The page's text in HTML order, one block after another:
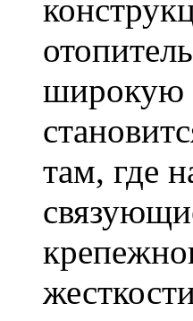
широкую
там, где